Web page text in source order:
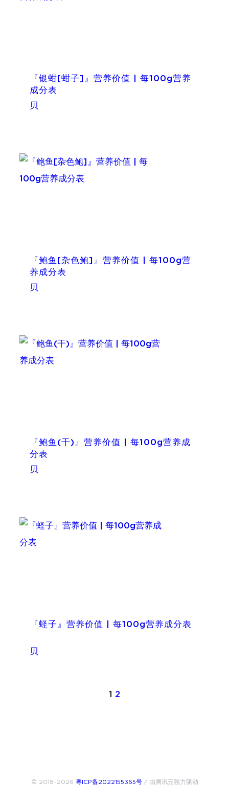
『银蚶[蚶子]』营养价值 | 每100g营养
成分表
贝
『鲍鱼[杂色鲍]』营养价值 | 每100g营
养成分表
贝
『鲍鱼(干)』营养价值 | 每100g营养成
分表
贝
『蛏子』营养价值 | 每100g营养成分表
贝
1 2
© 2018~2026 粤ICP备2022155365号/ 由腾讯云强力驱动